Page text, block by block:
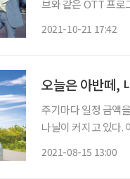
브와 같은 OTT 프로
2021-10-21 17:42
오늘은 아반떼,
주기마다 일정 금액
나날이 커지고 있다.
2021-08-15 13:00